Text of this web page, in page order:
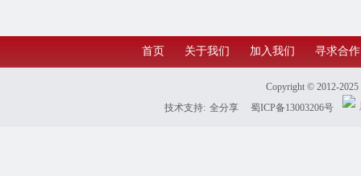
首页 关于我们 加入我们 寻求合作
Copyright © 2012-2025
技术支持: 全分享 蜀ICP备13003206号